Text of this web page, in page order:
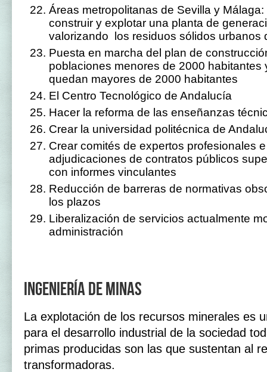
Áreas metropolitanas de Sevilla y Málaga:
construir y explotar una planta de
valorizando los residuos sólidos urbanos
Puesta en marcha del plan de
poblaciones menores de 2000 habitantes
quedan mayores de 2000 habitantes
El Centro Tecnológico de Andalucía
Hacer la reforma de las enseñanzas
Crear la universidad politécnica de
Crear comités de expertos profesionales
adjudicaciones de contratos públicos
con informes vinculantes
Reducción de barreras de normativas
los plazos
Liberalización de servicios actualmente
administración
Ingeniería de minas
La explotación de los recursos minerales es
para el desarrollo industrial de la sociedad
primas producidas son las que sustentan al
transformadoras.